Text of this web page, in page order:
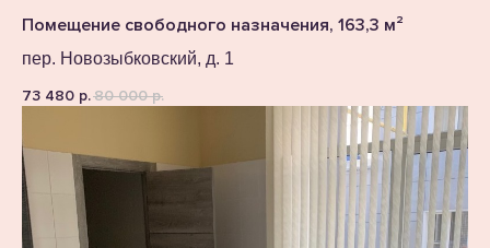
Помещение свободного назначения, 163,3 м²
пер. Новозыбковский, д. 1
73 480 р.80 000 р.